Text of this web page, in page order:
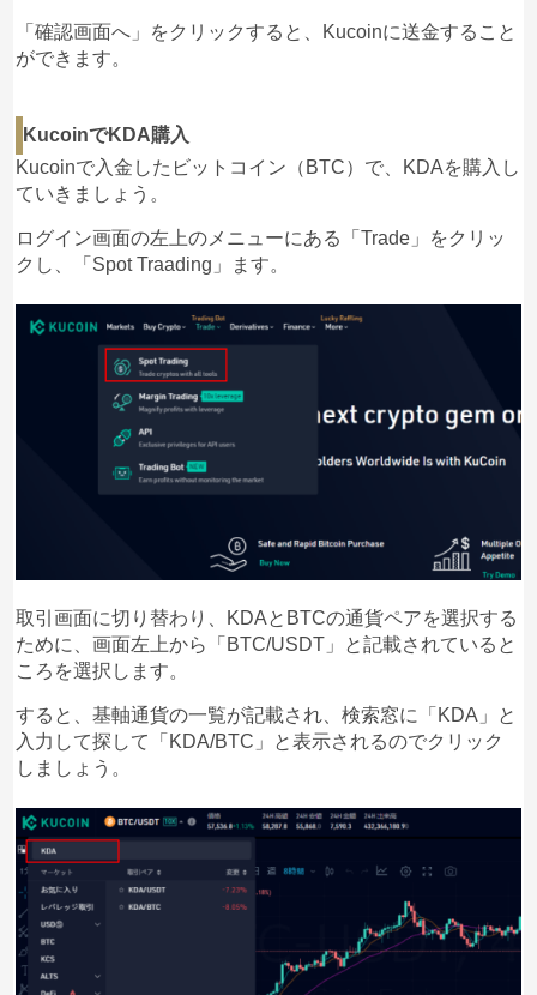
「確認画面へ」をクリックすると、Kucoinに送金すること
ができます。
KucoinでKDA購入
Kucoinで入金したビットコイン（BTC）で、KDAを購入し
ていきましょう。
ログイン画面の左上のメニューにある「Trade」をクリッ
クし、「Spot Traading」ます。
取引画面に切り替わり、KDAとBTCの通貨ペアを選択する
ために、画面左上から「BTC/USDT」と記載されていると
ころを選択します。
すると、基軸通貨の一覧が記載され、検索窓に「KDA」と
入力して探して「KDA/BTC」と表示されるのでクリック
しましょう。